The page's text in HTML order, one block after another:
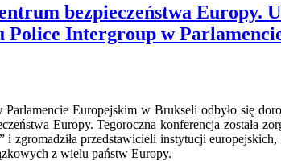
bezpieczeństwa Europy.
Police Intergroup w
Parlamencie Europejskim w Brukseli odbyło się
Europy. Tegoroczna konferencja została
i zgromadziła przedstawicieli instytucji
z wielu państw Europy.